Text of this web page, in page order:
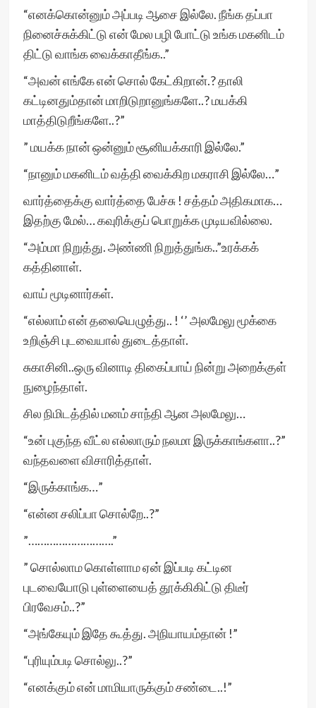
“எனக்கொன்னும் அப்படி ஆசை இல்லே. நீங்க தப்பா
நினைச்சுக்கிட்டு என் மேல பழி போட்டு உங்க மகனிடம்
திட்டு வாங்க வைக்காதீங்க..”
“அவன் எங்கே என் சொல் கேட்கிறான்.? தாலி
கட்டினதும்தான் மாறிடுறானுங்களே..? மயக்கி
மாத்திடுறீங்களே..?”
” மயக்க நான் ஒன்னும் சூனியக்காரி இல்லே.”
“நானும் மகனிடம் வத்தி வைக்கிற மகராசி இல்லே…”
வார்த்தைக்கு வார்த்தை பேச்சு ! சத்தம் அதிகமாக…
இதற்கு மேல்… கவுரிக்குப் பொறுக்க முடியவில்லை.
“அம்மா நிறுத்து. அண்ணி நிறுத்துங்க..”உரக்கக்
கத்தினாள்.
வாய் மூடினார்கள்.
“எல்லாம் என் தலையெழுத்து.. ! ‘’ அலமேலு மூக்கை
உறிஞ்சி புடவையால் துடைத்தாள்.
சுகாசினி..ஒரு வினாடி திகைப்பாய் நின்று அறைக்குள்
நுழைந்தாள்.
சில நிமிடத்தில் மனம் சாந்தி ஆன அலமேலு…
“உன் புகுந்த வீட்ல எல்லாரும் நலமா இருக்காங்களா..?”
வந்தவளை விசாரித்தாள்.
“இருக்காங்க…”
“என்ன சலிப்பா சொல்றே..?”
”……………………….”
” சொல்லாம கொள்ளாம ஏன் இப்படி கட்டின
புடவையோடு புள்ளையைத் தூக்கிகிட்டு திடீர்
பிரவேசம்..?”
“அங்கேயும் இதே கூத்து. அநியாயம்தான் !”
“புரியும்படி சொல்லு..?”
“எனக்கும் என் மாமியாருக்கும் சண்டை..!”